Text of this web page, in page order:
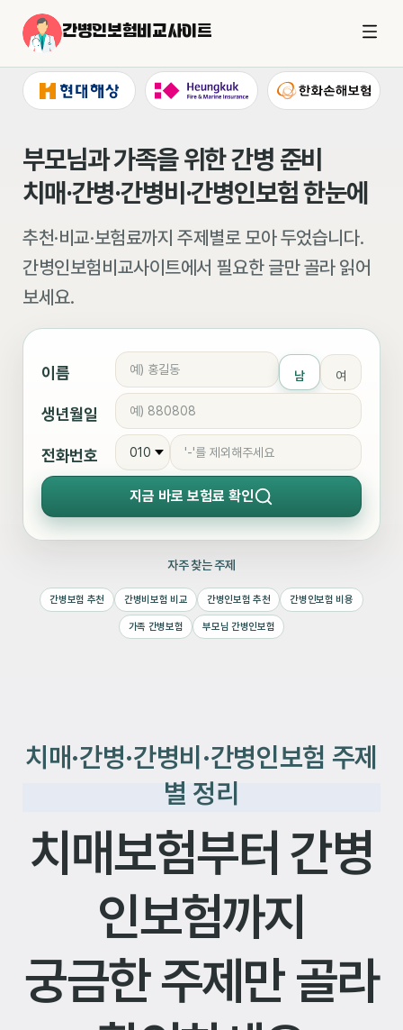
간병인보험비교사이트
부모님과 가족을 위한 간병 준비
치매·간병·간병비·간병인보험 한눈에
추천·비교·보험료까지 주제별로 모아 두었습니다.
간병인보험비교사이트에서 필요한 글만 골라 읽어
보세요.
이름 남 여
생년월일
전화번호
지금 바로 보험료 확인
자주 찾는 주제
간병보험 추천 간병비보험 비교 간병인보험 추천 간병인보험 비용
가족 간병보험 부모님 간병인보험
치매·간병·간병비·간병인보험 주제
별 정리
치매보험부터 간병
인보험까지
궁금한 주제만 골라